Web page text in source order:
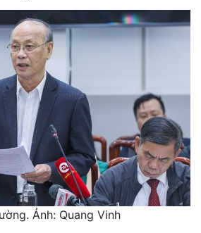
Ảnh: Quang Vinh